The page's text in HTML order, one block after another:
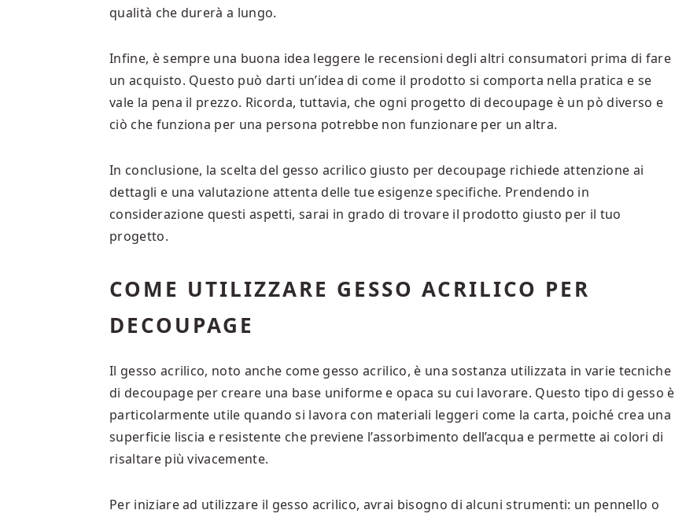
qualità che durerà a lungo.
Infine, è sempre una buona idea leggere le recensioni degli altri consumatori prima di fare
un acquisto. Questo può darti un’idea di come il prodotto si comporta nella pratica e se
vale la pena il prezzo. Ricorda, tuttavia, che ogni progetto di decoupage è un pò diverso e
ciò che funziona per una persona potrebbe non funzionare per un altra.
In conclusione, la scelta del gesso acrilico giusto per decoupage richiede attenzione ai
dettagli e una valutazione attenta delle tue esigenze specifiche. Prendendo in
considerazione questi aspetti, sarai in grado di trovare il prodotto giusto per il tuo
progetto.
COME UTILIZZARE GESSO ACRILICO PER
DECOUPAGE
Il gesso acrilico, noto anche come gesso acrilico, è una sostanza utilizzata in varie tecniche
di decoupage per creare una base uniforme e opaca su cui lavorare. Questo tipo di gesso è
particolarmente utile quando si lavora con materiali leggeri come la carta, poiché crea una
superficie liscia e resistente che previene l’assorbimento dell’acqua e permette ai colori di
risaltare più vivacemente.
Per iniziare ad utilizzare il gesso acrilico, avrai bisogno di alcuni strumenti: un pennello o